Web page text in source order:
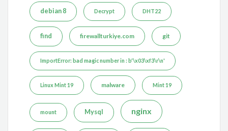
debian 8 Decrypt DHT22
find firewallturkiye.com git
ImportError: bad magic number in : b'\x03\xf3\r\n'
Linux Mint 19 malware Mint 19
mount Mysql nginx